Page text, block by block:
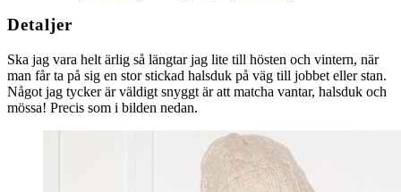
Detaljer
Ska jag vara helt ärlig så längtar jag lite till hösten och vintern, när
man får ta på sig en stor stickad halsduk på väg till jobbet eller stan.
Något jag tycker är väldigt snyggt är att matcha vantar, halsduk och
mössa! Precis som i bilden nedan.